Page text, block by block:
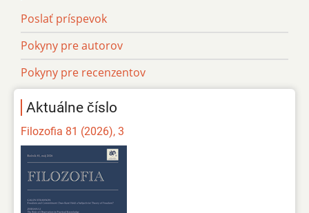
Poslať príspevok
Pokyny pre autorov
Pokyny pre recenzentov
Aktuálne číslo
Filozofia 81 (2026), 3